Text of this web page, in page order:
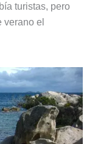
turistas, pero
el